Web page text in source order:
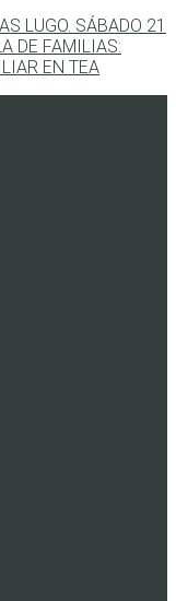
LUGO. SÁBADO 21
DE FAMILIAS:
EN TEA